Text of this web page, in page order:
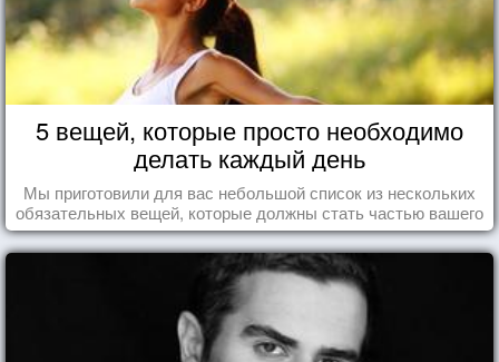
5 вещей, которые просто необходимо
делать каждый день
Мы приготовили для вас небольшой список из нескольких
обязательных вещей, которые должны стать частью вашего
дня.